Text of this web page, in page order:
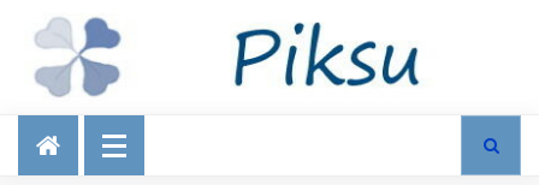
Talous